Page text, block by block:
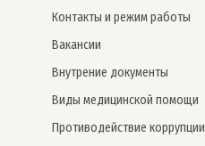
Контакты и режим работы
Вакансии
Внутрение документы
Виды медицинской помощи
Противодействие коррупции